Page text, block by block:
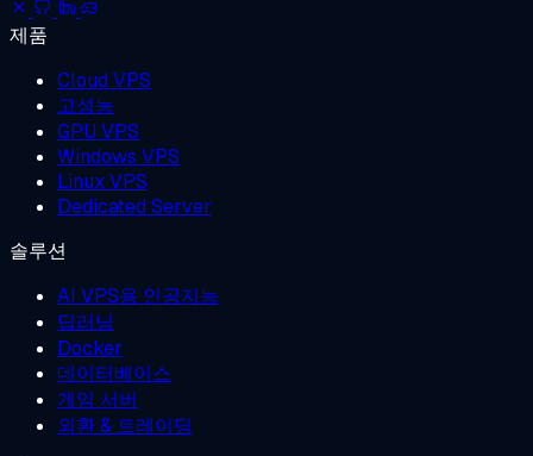
제품
Cloud VPS
고성능
GPU VPS
Windows VPS
Linux VPS
Dedicated Server
솔루션
AI VPS용 인공지능
딥러닝
Docker
데이터베이스
게임 서버
외환 & 트레이딩